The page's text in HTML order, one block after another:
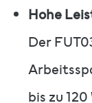
Hohe
Der
bis zu